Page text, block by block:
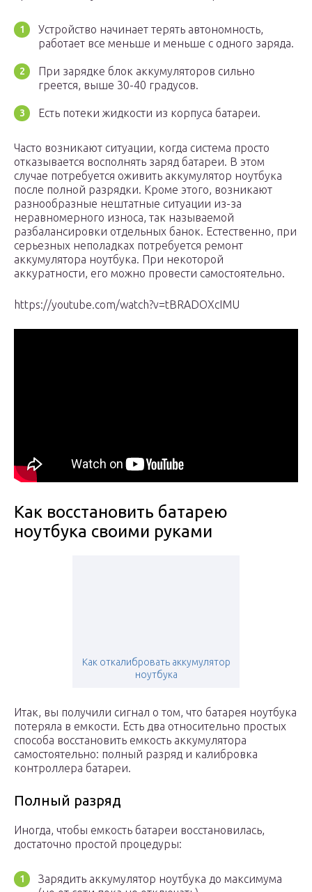
Устройство начинает терять автономность,
работает все меньше и меньше с одного заряда.
При зарядке блок аккумуляторов сильно
греется, выше 30-40 градусов.
Есть потеки жидкости из корпуса батареи.
Часто возникают ситуации, когда система просто
отказывается восполнять заряд батареи. В этом
случае потребуется оживить аккумулятор ноутбука
после полной разрядки. Кроме этого, возникают
разнообразные нештатные ситуации из-за
неравномерного износа, так называемой
разбалансировки отдельных банок. Естественно, при
серьезных неполадках потребуется ремонт
аккумулятора ноутбука. При некоторой
аккуратности, его можно провести самостоятельно.
https://youtube.com/watch?v=tBRADOXcIMU
Как восстановить батарею
ноутбука своими руками
Как откалибровать аккумулятор
ноутбука
Итак, вы получили сигнал о том, что батарея ноутбука
потеряла в емкости. Есть два относительно простых
способа восстановить емкость аккумулятора
самостоятельно: полный разряд и калибровка
контроллера батареи.
Полный разряд
Иногда, чтобы емкость батареи восстановилась,
достаточно простой процедуры:
Зарядить аккумулятор ноутбука до максимума